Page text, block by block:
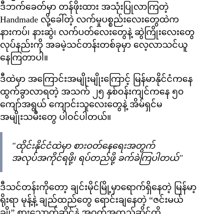
ဒီဘက်ခေတ်မှာ တန်ဖိုးထား အသုံးပြုလာကြတဲ့
Handmade လို့ခေါ်တဲ့ လက်မှုပစ္စည်းလေးတွေထဲက
နားကပ်၊ နားဆွဲ၊ လက်ပတ်လေးတွေနဲ့ ဆွဲကြိုးလေးတွေ
လုပ်နည်းကို အခမဲ့သင်တန်းတစ်ခုမှာ လေ့လာသင်ယူ
နေကြတာပါ။
ဒီထဲမှာ အကြောင်းအမျိုးမျိုးကြောင့် မြန်မာနိုင်ငံကနေ
ထွက်ခွာလာရတဲ့ အသက် ၂၅ နှစ်ဝန်းကျင်ကနေ ၅၀
ကျော်အရွယ် ကျောင်းသူလေးတွေနဲ့ အိမ်ရှင်မ
အမျိုးသမီးတွေ ပါဝင်ပါတယ်။
"ထိုင်းနိုင်ငံထဲမှာ စားဝတ်နေရေးအတွက်
အလုပ်အကိုင်ရဖို့၊ ရပ်တည်ဖို့ ခက်ခဲကြပါတယ်"
ဒီသင်တန်းကိုတော့ ချင်းမိုင်မြို့မှာရောက်ရှိနေတဲ့ မြန်မာ့
ရိုးရာ မုန့်နဲ့ ချည်ထည်တွေ ရောင်းချနေတဲ့ “ဇင်းမယ်